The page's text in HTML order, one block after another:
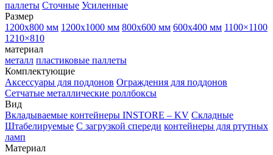
паллеты Сточные Усиленные
Размер
1200х800 мм 1200х1000 мм 800х600 мм 600х400 мм 1100×1100
1210×810
материал
металл пластиковые паллеты
Комплектующие
Аксессуары для поддонов Ограждения для поддонов
Сетчатые металлические роллбоксы
Вид
Вкладываемые контейнеры INSTORE – KV Складные
Штабелируемые С загрузкой спереди контейнеры для ртутных
ламп
Материал